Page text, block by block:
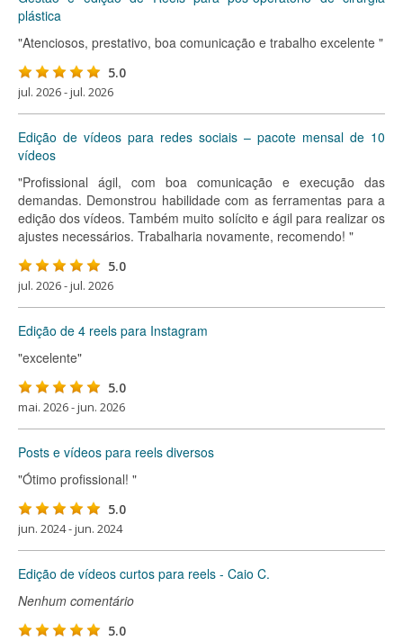
plástica
"Atenciosos, prestativo, boa comunicação e trabalho excelente "
5.0
jul. 2026 - jul. 2026
Edição de vídeos para redes sociais – pacote mensal de 10
vídeos
"Profissional ágil, com boa comunicação e execução das
demandas. Demonstrou habilidade com as ferramentas para a
edição dos vídeos. Também muito solícito e ágil para realizar os
ajustes necessários. Trabalharia novamente, recomendo! "
5.0
jul. 2026 - jul. 2026
Edição de 4 reels para Instagram
"excelente"
5.0
mai. 2026 - jun. 2026
Posts e vídeos para reels diversos
"Ótimo profissional! "
5.0
jun. 2024 - jun. 2024
Edição de vídeos curtos para reels - Caio C.
Nenhum comentário
5.0